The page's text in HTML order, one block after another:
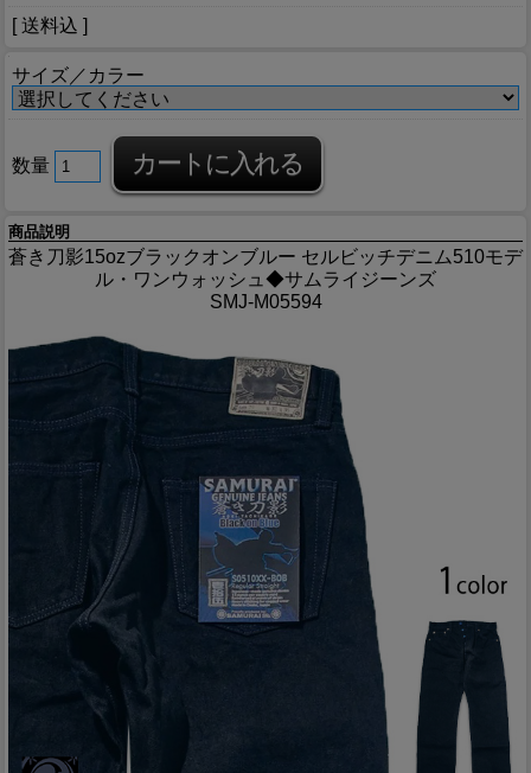
[ 送料込 ]
サイズ／カラー
数量
商品説明
蒼き刀影15ozブラックオンブルー セルビッチデニム510モデ
ル・ワンウォッシュ◆サムライジーンズ
SMJ-M05594